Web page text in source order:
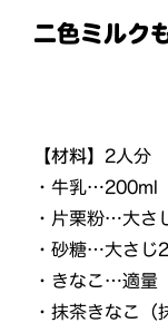
二色ミルク
【材料】 2人分
・牛乳…200ml
・片栗粉…大さ
・砂糖…大さじ2
・きなこ…適量
・抹茶きなこ